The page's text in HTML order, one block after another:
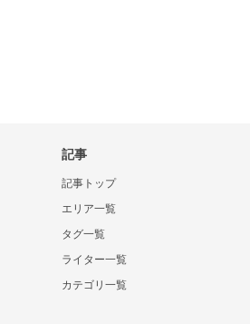
記事
記事トップ
エリア一覧
タグ一覧
ライター一覧
カテゴリ一覧